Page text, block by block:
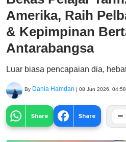
Amerika, Raih
& Kepimpinan
Antarabangsa
Luar biasa pencapaian dia,
By Dania Hamdan | 08 Jun 2026,
Share Share −